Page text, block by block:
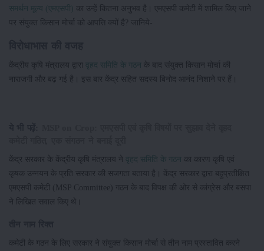
समर्थन मूल्य (एमएसपी) का उन्हें कितना अनुभव है। एमएसपी कमेटी में शामिल किए जाने
पर संयुक्त किसान मोर्चा को आपत्ति क्यों है? जानिये-
केंद्रीय कृषि मंत्रालय द्वारा वृहद समिति के गठन के बाद संयुक्त किसान मोर्चा की
नाराजगी और बढ़ गई है। इस बार केंद्र सहित सदस्य बिनोद आनंद निशाने पर हैं।
केंद्र सरकार के केंद्रीय कृषि मंत्रालय ने वृहद समिति के गठन का कारण कृषि एवं
कृषक उन्नयन के प्रति सरकार की सजगता बताया है। केंद्र सरकार द्वारा बहुप्रतीक्षित
एमएसपी कमेटी (MSP Committee) गठन के बाद विपक्ष की ओर से कांग्रेस और बसपा
ने लिखित सवाल किए थे।
कमेटी के गठन के लिए सरकार ने संयुक्त किसान मोर्चा से तीन नाम प्रस्तावित करने